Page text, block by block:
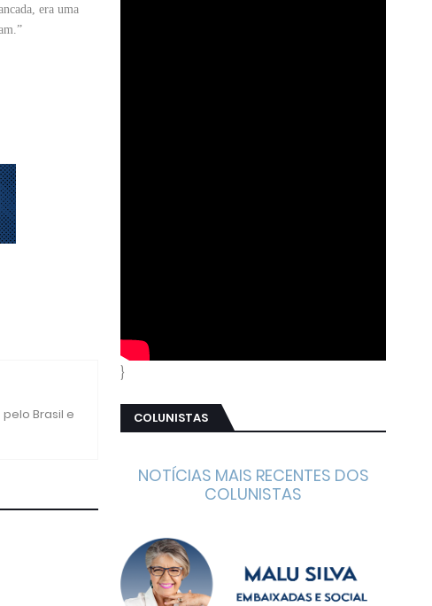
era uma
Brasil e
}
COLUNISTAS
NOTÍCIAS MAIS RECENTES DOS
COLUNISTAS